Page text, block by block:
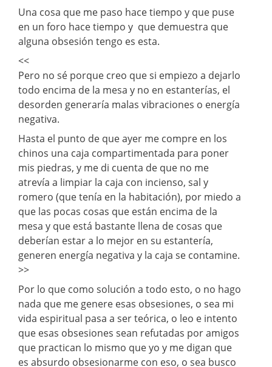
Una cosa que me paso hace tiempo y que puse
en un foro hace tiempo y que demuestra que
alguna obsesión tengo es esta.
<<
Pero no sé porque creo que si empiezo a dejarlo
todo encima de la mesa y no en estanterías, el
desorden generaría malas vibraciones o energía
negativa.
Hasta el punto de que ayer me compre en los
chinos una caja compartimentada para poner
mis piedras, y me di cuenta de que no me
atrevía a limpiar la caja con incienso, sal y
romero (que tenía en la habitación), por miedo a
que las pocas cosas que están encima de la
mesa y que está bastante llena de cosas que
deberían estar a lo mejor en su estantería,
generen energía negativa y la caja se contamine.
>>
Por lo que como solución a todo esto, o no hago
nada que me genere esas obsesiones, o sea mi
vida espiritual pasa a ser teórica, o leo e intento
que esas obsesiones sean refutadas por amigos
que practican lo mismo que yo y me digan que
es absurdo obsesionarme con eso, o sea busco